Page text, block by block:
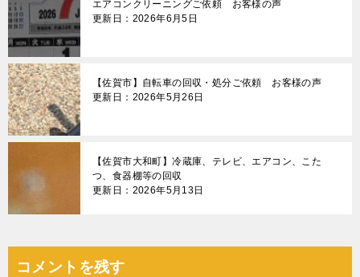
エアコンクリーニングご依頼 お客様の声
更新日：2026年6月5日
【佐賀市】自転車の回収・処分ご依頼 お客様の声
更新日：2026年5月26日
【佐賀市大和町】冷蔵庫、テレビ、エアコン、こた
つ、食器棚等の回収
更新日：2026年5月13日
コメントを残す